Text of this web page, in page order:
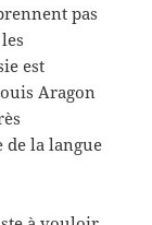
pas
est
Aragon
de la langue